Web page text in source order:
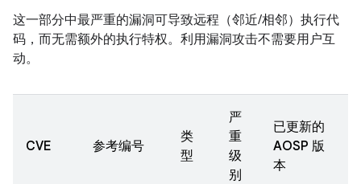
这一部分中最严重的漏洞可导致远程（邻近/相邻）执行代
码，而无需额外的执行特权。利用漏洞攻击不需要用户互
动。
CVE 参考编号
类
型
严
重
级
别
已更新的
AOSP 版
本